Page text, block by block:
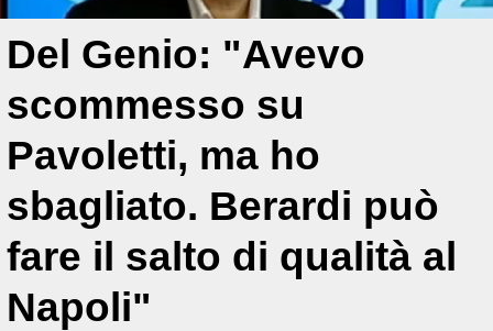
Del Genio: "Avevo
scommesso su
Pavoletti, ma ho
sbagliato. Berardi può
fare il salto di qualità al
Napoli"